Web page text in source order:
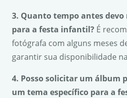
3. Quanto tempo antes
para a festa infantil? É
fotógrafa com alguns meses
garantir sua disponibilidade
4. Posso solicitar um álbum
um tema específico para a